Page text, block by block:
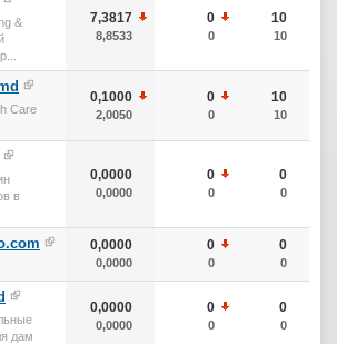
&
7,3817
8,8533
0
0
10
10
Care
0,1000
2,0050
0
0
10
10
в
0,0000
0,0000
0
0
0
0
0,0000
0,0000
0
0
0
0
дам
0,0000
0,0000
0
0
0
0